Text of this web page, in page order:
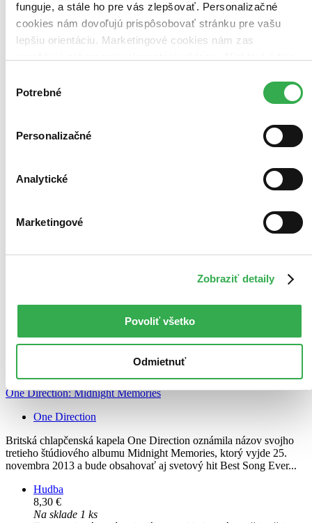
funguje, a stále ho pre vás zlepšovať. Personalizačné
cookies nám dovoľujú prispôsobovať stránku pre vašu
lepšiu orientáciu. Marketingové cookies nám zas
keby sme mohli používať všetky tieto cookies. Ďakujeme!
súhlasu
Potrebné
Personalizačné
Analytické
Marketingové
Zobraziť detaily
Povoliť všetko
Odmietnuť
Najvyššia zľava
Použité filtre
dostupné
One Direction: Midnight Memories
One Direction
Britská chlapčenská kapela One Direction oznámila názov svojho
tretieho štúdiového albumu Midnight Memories, ktorý vyjde 25.
novembra 2013 a bude obsahovať aj svetový hit Best Song Ever...
Hudba
8,30 €
Na sklade 1 ks